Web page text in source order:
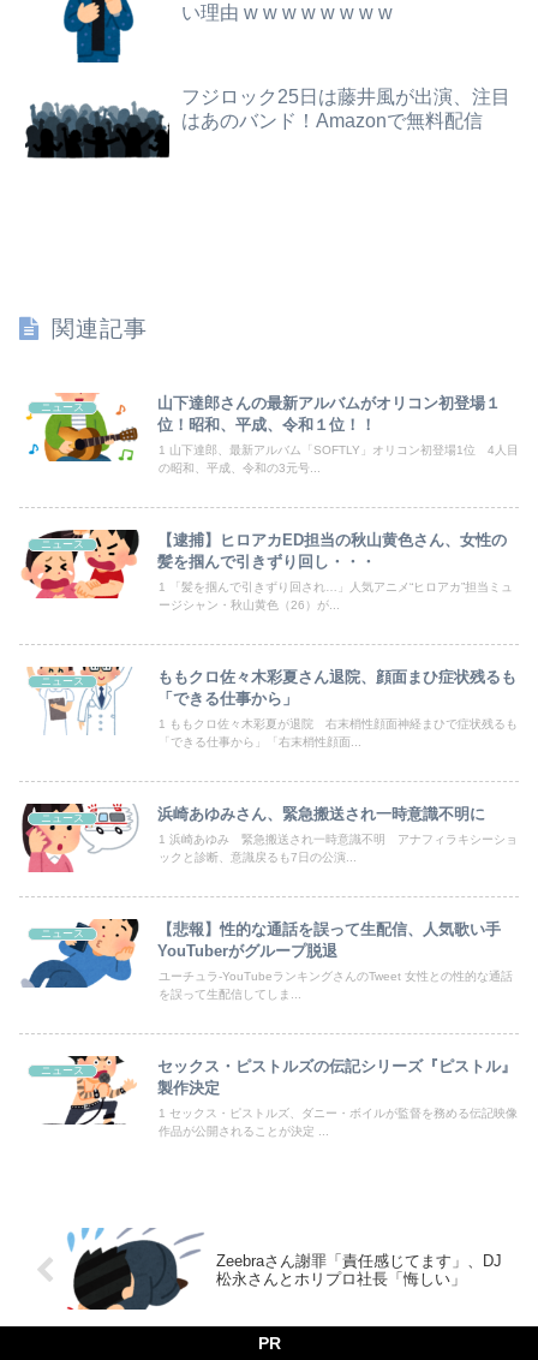
【画像】JKダンス部、部員の８割が巨乳のムホホ部だったｗｗｗｗ
【画像】日焼け口リの締まったお尻っていいよね！ｗｗｗｗｗ
兵庫県斎藤知事、不正会計の疑いで前知事に聞き取り調査へ
【驚愕】エ口い女友達のクリ◯リスを舐めて3時間イカせまくった結果ｗｗｗｗｗｗｗｗｗｗ
友人に1泊の旅行に誘われたんだけど、意見が割れて中止になった。倹約家と旅行計画したら、何も譲ってくれない...
韓国のサッカー審判に対する性接待疑惑、ついに日本や英国メディアにも取り上げられ国際問題に発展w
欧州「日本だけ反則だろ…」 世界の『日本びいき』にヨーロッパ全土から不満の声
39独身女性ってもう人生詰んでんか？
い理由 w w w w w w w w
フジロック25日は藤井風が出演、注目
はあのバンド！Amazonで無料配信
関連記事
ニュース
山下達郎さんの最新アルバムがオリコン初登場１
位！昭和、平成、令和１位！！
1 山下達郎、最新アルバム「SOFTLY」オリコン初登場1位 4人目
の昭和、平成、令和の3元号...
ニュース
【逮捕】ヒロアカED担当の秋山黄色さん、女性の
髪を掴んで引きずり回し・・・
1 「髪を掴んで引きずり回され…」人気アニメ“ヒロアカ”担当ミュ
ージシャン・秋山黄色（26）が...
ニュース
ももクロ佐々木彩夏さん退院、顔面まひ症状残るも
「できる仕事から」
1 ももクロ佐々木彩夏が退院 右末梢性顔面神経まひで症状残るも
「できる仕事から」「右末梢性顔面...
ニュース 浜崎あゆみさん、緊急搬送され一時意識不明に
1 浜崎あゆみ 緊急搬送され一時意識不明 アナフィラキシーショ
ックと診断、意識戻るも7日の公演...
ニュース
【悲報】性的な通話を誤って生配信、人気歌い手
YouTuberがグループ脱退
ユーチュラ-YouTubeランキングさんのTweet 女性との性的な通話
を誤って生配信してしま...
ニュース
セックス・ピストルズの伝記シリーズ『ピストル』
製作決定
1 セックス・ピストルズ、ダニー・ボイルが監督を務める伝記映像
作品が公開されることが決定 ...
Zeebraさん謝罪「責任感じてます」、DJ
松永さんとホリプロ社長「悔しい」
PR